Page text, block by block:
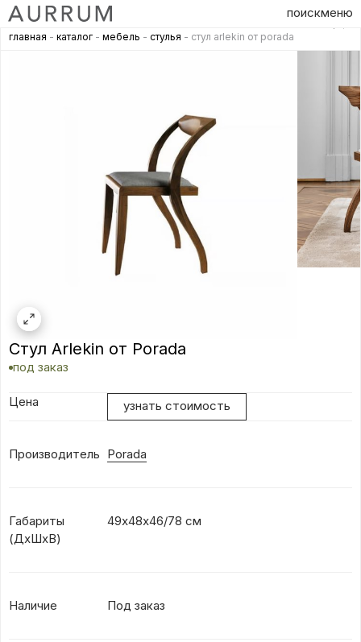
поискменю
главная - каталог - мебель - стулья - стул arlekin от porada
Стул Arlekin от Porada
под заказ
Цена узнать стоимость
Производитель Porada
Габариты
(ДхШхВ)
49х48х46/78 см
Наличие Под заказ